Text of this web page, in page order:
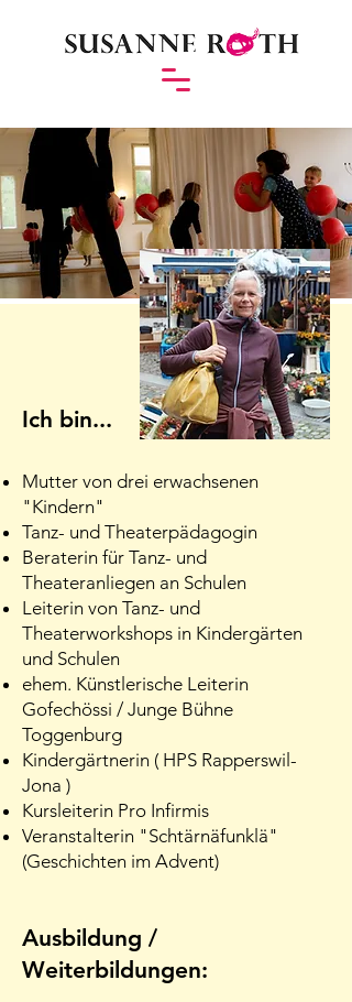
Ich bin...
Mutter von drei erwachsenen
"Kindern"
Tanz- und Theaterpädagogin
Beraterin für Tanz- und
Theateranliegen an Schulen
Leiterin von Tanz- und
Theaterworkshops in Kindergärten
und Schulen
ehem. Künstlerische Leiterin
Gofechössi / Junge Bühne
Toggenburg
Kindergärtnerin ( HPS Rapperswil-
Jona )
Kursleiterin Pro Infirmis
Veranstalterin "Schtärnäfunklä"
(Geschichten im Advent)
Ausbildung /
Weiterbildungen: